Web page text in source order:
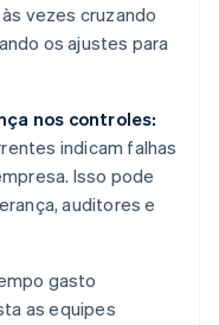
vezes cruzando
os ajustes para
nos controles:
indicam falhas
Isso pode
auditores e
gasto
as equipes